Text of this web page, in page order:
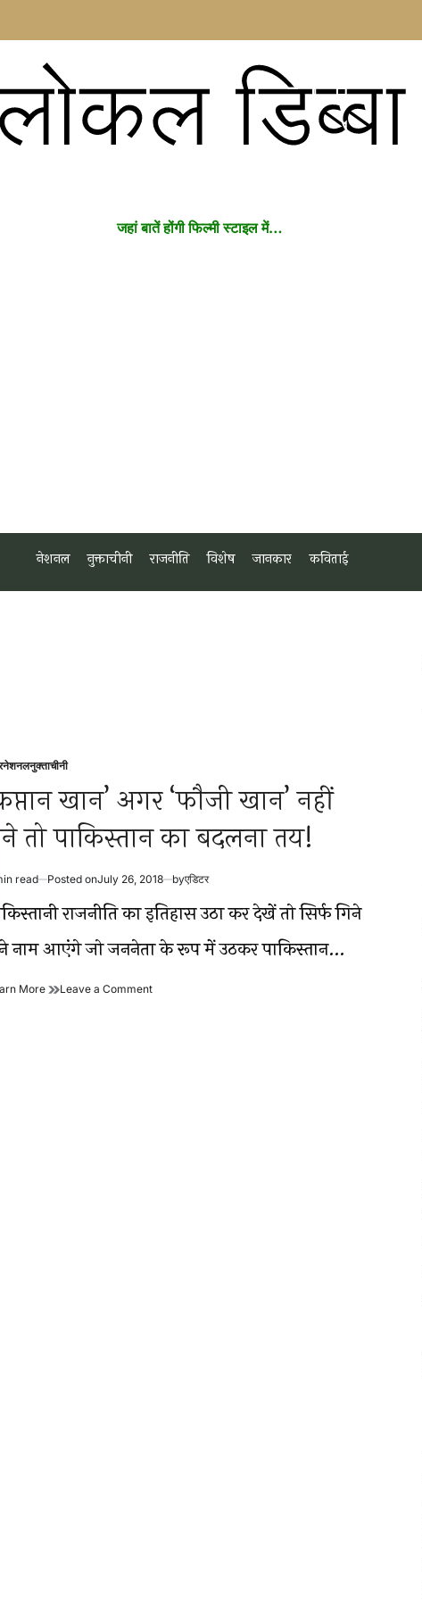
डिब्बा
जहां बातें होंगी फिल्मी स्टाइल में…
नेशनल नुक्ताचीनी राजनीति विशेष जानकार कविताई
नुक्ताचीनी
खान’ अगर ‘फौजी खान’ नहीं
तो पाकिस्तान का बदलना तय!
read Posted onJuly 26, 2018 byएडिटर
राजनीति का इतिहास उठा कर देखें तो सिर्फ गिने
नाम आएंगे जो जननेता के रूप में उठकर पाकिस्तान…
More ‘कप्तानLeave a Commenton